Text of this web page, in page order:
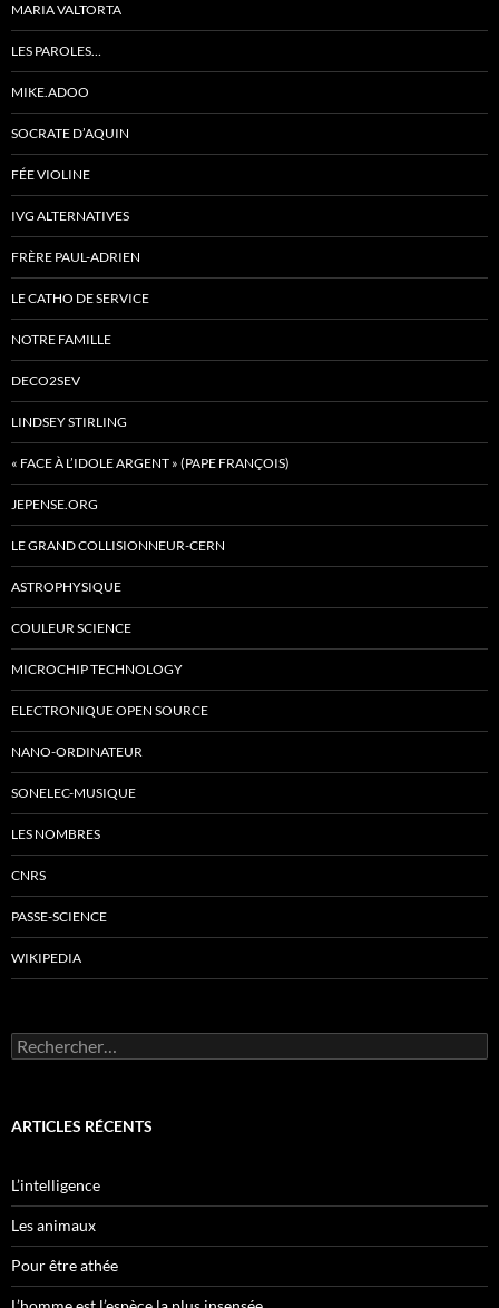
MARIA VALTORTA
LES PAROLES…
MIKE.ADOO
SOCRATE D’AQUIN
FÉE VIOLINE
IVG ALTERNATIVES
FRÈRE PAUL-ADRIEN
LE CATHO DE SERVICE
NOTRE FAMILLE
DECO2SEV
LINDSEY STIRLING
« FACE À L’IDOLE ARGENT » (PAPE FRANÇOIS)
JEPENSE.ORG
LE GRAND COLLISIONNEUR-CERN
ASTROPHYSIQUE
COULEUR SCIENCE
MICROCHIP TECHNOLOGY
ELECTRONIQUE OPEN SOURCE
NANO-ORDINATEUR
SONELEC-MUSIQUE
LES NOMBRES
CNRS
PASSE-SCIENCE
WIKIPEDIA
Rechercher :
ARTICLES RÉCENTS
L’intelligence
Les animaux
Pour être athée